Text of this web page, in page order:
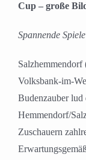
Cup – große
Spannende
Salzhemmendorf
Volksbank-im-
Budenzauber lud
Hemmendorf/
Zuschauern